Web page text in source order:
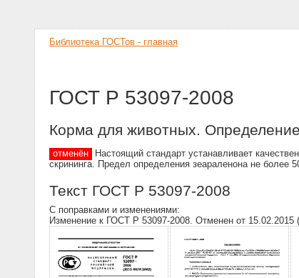
Библиотека ГОСТов - главная
ГОСТ Р 53097-2008
Корма для животных.
отменён
Настоящий стандарт устанавливает
скрининга. Предел определения зеараленона не более
Текст ГОСТ Р 53097-2008
С поправками и изменениями:
Изменение к ГОСТ Р 53097-2008. Отменен от 15.02.2015